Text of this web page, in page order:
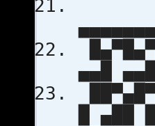
▄▄█
█ ▄██